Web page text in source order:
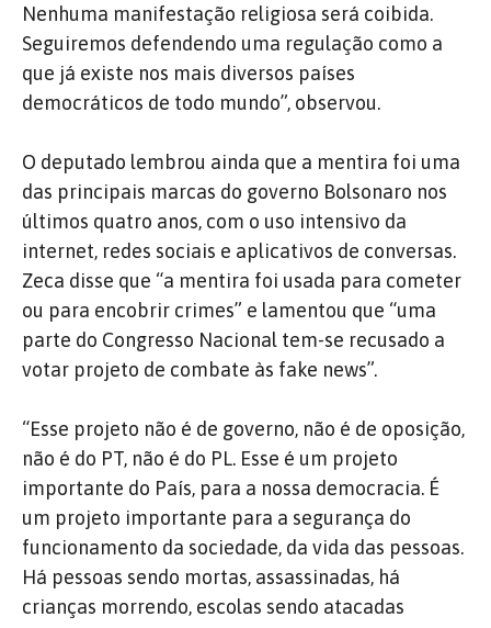
Nenhuma manifestação religiosa será coibida.
Seguiremos defendendo uma regulação como a
que já existe nos mais diversos países
democráticos de todo mundo”, observou.
O deputado lembrou ainda que a mentira foi uma
das principais marcas do governo Bolsonaro nos
últimos quatro anos, com o uso intensivo da
internet, redes sociais e aplicativos de conversas.
Zeca disse que “a mentira foi usada para cometer
ou para encobrir crimes” e lamentou que “uma
parte do Congresso Nacional tem-se recusado a
votar projeto de combate às fake news”.
“Esse projeto não é de governo, não é de oposição,
não é do PT, não é do PL. Esse é um projeto
importante do País, para a nossa democracia. É
um projeto importante para a segurança do
funcionamento da sociedade, da vida das pessoas.
Há pessoas sendo mortas, assassinadas, há
crianças morrendo, escolas sendo atacadas